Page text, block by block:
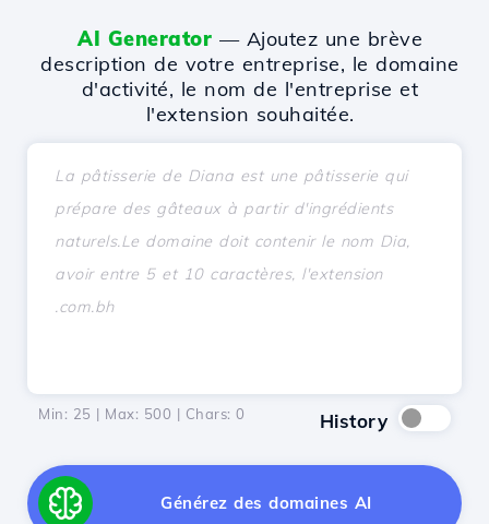
AI Generator — Ajoutez une brève
description de votre entreprise, le domaine
d'activité, le nom de l'entreprise et
l'extension souhaitée.
Min: 25 | Max: 500 | Chars: 0 History
Générez des domaines AI